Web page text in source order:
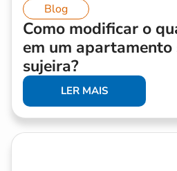
Blog
Como modificar o
em um apartamento
sujeira?
LER MAIS